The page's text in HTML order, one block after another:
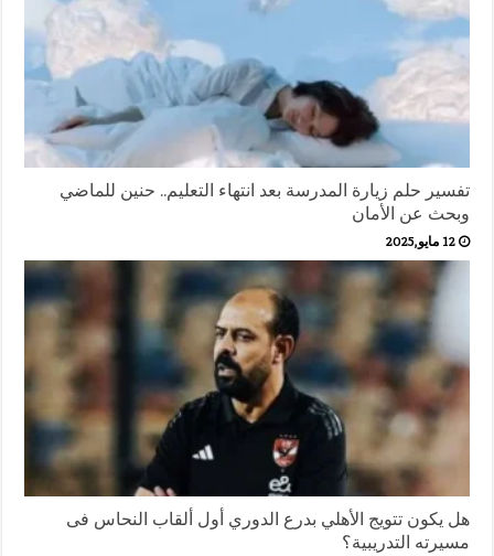
تفسير حلم زيارة المدرسة بعد انتهاء التعليم.. حنين للماضي
وبحث عن الأمان
12 مايو,2025
هل يكون تتويج الأهلي بدرع الدوري أول ألقاب النحاس فى
مسيرته التدريبية؟